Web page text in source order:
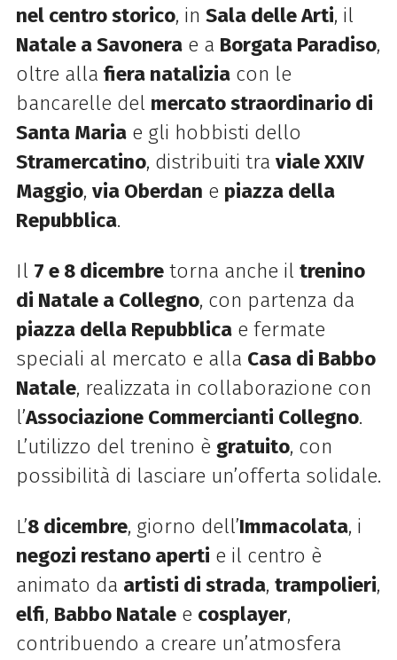
nel centro storico, in Sala delle Arti, il
Natale a Savonerae a Borgata Paradiso,
oltre alla fiera nataliziacon le
bancarelle del mercato straordinario di
Santa Mariae gli hobbisti dello
Stramercatino, distribuiti tra viale XXIV
Maggio, via Oberdan e piazza della
Repubblica.
Il 7 e 8 dicembretorna anche il trenino
di Natale a Collegno, con partenza da
piazza della Repubblicae fermate
speciali al mercato e alla Casa di Babbo
Natale, realizzata in collaborazione con
l’Associazione Commercianti Collegno.
L’utilizzo del trenino è gratuito, con
possibilità di lasciare un’offerta solidale.
L’8 dicembre, giorno dell’Immacolata, i
negozi restano aperti e il centro è
animato da artisti di strada, trampolieri,
elfi, Babbo Natalee cosplayer,
contribuendo a creare un’atmosfera